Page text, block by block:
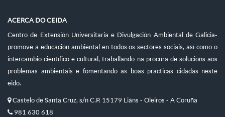
ACERCA DO CEIDA
Centro de Extensión Universitaria e Divulgación Ambiental de Galicia-
promove a educación ambiental en todos os sectores sociais, así como o
intercambio científico e cultural, traballando na procura de solucións aos
problemas ambientais e fomentando as boas prácticas cidadás neste
eido.
Castelo de Santa Cruz, s/n C.P. 15179 Liáns - Oleiros - A Coruña
981 630 618